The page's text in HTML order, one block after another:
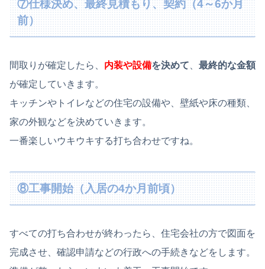
⑦仕様決め、最終見積もり、契約（4～6か月
前）
間取りが確定したら、 内装や設備を決めて
最終的な金額
が確定していきます。
キッチンやトイレなどの住宅の設備や、壁紙や床の種類、
家の外観などを決めていきます。
一番楽しいウキウキする打ち合わせですね。
⑧工事開始（入居の4か月前頃）
すべての打ち合わせが終わったら、住宅会社の方で図面を
完成させ、確認申請などの行政への手続きなどをします。